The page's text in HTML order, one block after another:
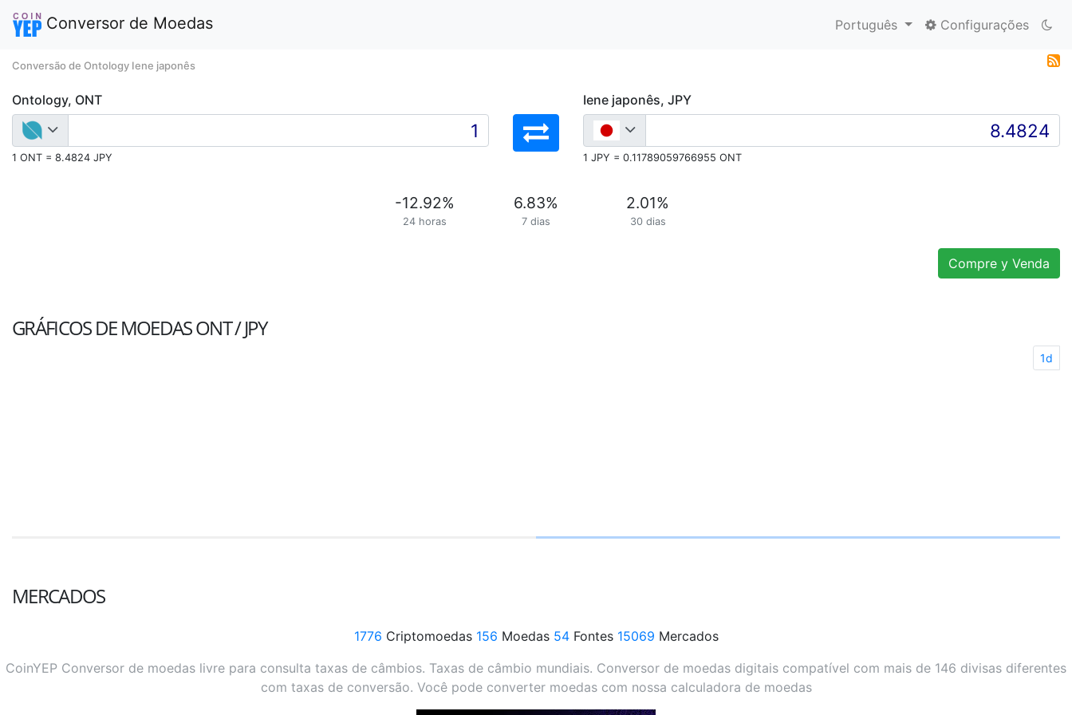
Conversor de Moedas Português Configurações
Conversão de Ontology Iene japonês
Ontology, ONT
1 ONT = 8.4824 JPY
Iene japonês, JPY
1 JPY = 0.11789059766955 ONT
-12.92%
24 horas
6.83%
7 dias
2.01%
30 dias
Compre y Venda
GRÁFICOS DE MOEDASONT / JPY
1d
MERCADOS
1776 Criptomoedas 156 Moedas 54Fontes 15069 Mercados
CoinYEP Conversor de moedas livre para consulta taxas de câmbios. Taxas de câmbio mundiais. Conversor de moedas digitais compatível com mais de 146 divisas diferentes
com taxas de conversão. Você pode converter moedas com nossa calculadora de moedas